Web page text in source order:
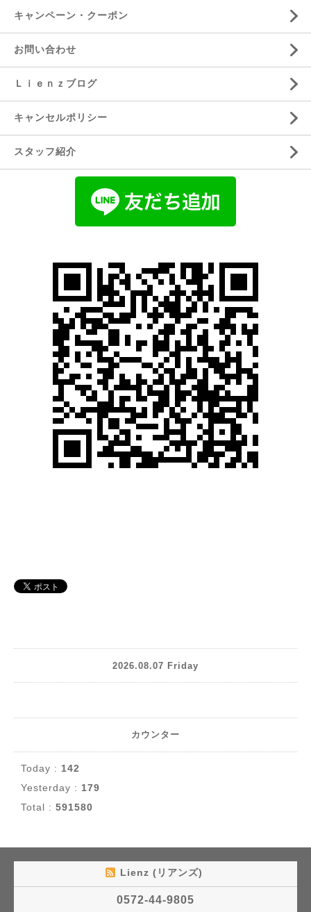
キャンペーン・クーポン
お問い合わせ
Ｌｉｅｎｚブログ
キャンセルポリシー
スタッフ紹介
2026.08.07 Friday
カウンター
Today : 142
Yesterday : 179
Total : 591580
Lienz (リアンズ)
0572-44-9805